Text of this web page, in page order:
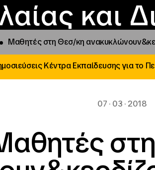
και
Το
Φοιτητικές
Νέα
Μαθητές στη Θεσ/κη
Κέντρα Εκπαίδευσης για το
07 · 03 · 2018